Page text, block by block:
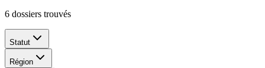
6 dossiers trouvés
Statut
Région